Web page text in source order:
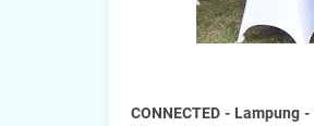
CONNECTED - Lampung -